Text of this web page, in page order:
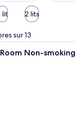
lit 2 lits
sur 13
Une
Non-smoking